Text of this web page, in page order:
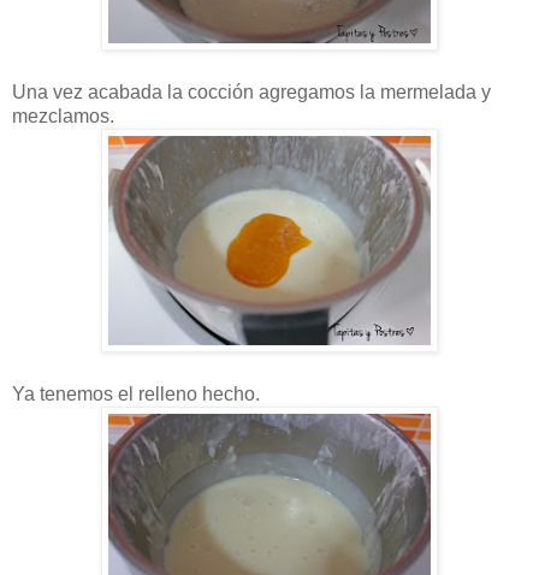
Una vez acabada la cocción agregamos la mermelada y
mezclamos.
Ya tenemos el relleno hecho.